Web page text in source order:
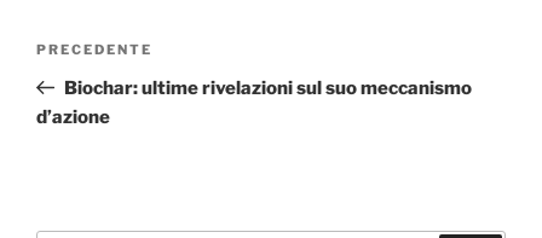
Navigazione
Articolo
precedente:
PRECEDENTE
Biochar: ultime rivelazioni sul suo meccanismo
d’azione